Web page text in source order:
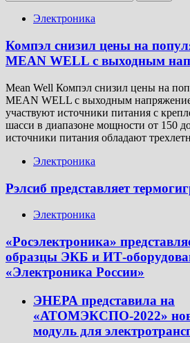
Электроника
Компэл снизил цены на
MEAN WELL с выходным
Mean Well Компэл снизил цены на
MEAN WELL с выходным
участвуют источники питания с
шасси в диапазоне мощности от 150
источники питания обладают
Электроника
Рэлсиб представляет
Электроника
«Росэлектроника»
образцы ЭКБ и ИТ-
«Электроника России»
ЭНЕРА представила на
«АТОМЭКСПО-2022»
модуль для